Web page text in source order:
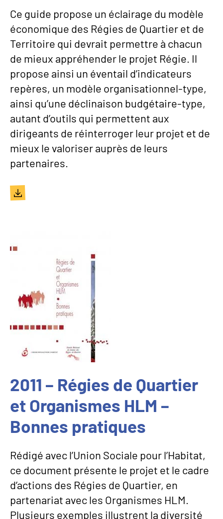
Ce guide propose un éclairage du modèle
économique des Régies de Quartier et de
Territoire qui devrait permettre à chacun
de mieux appréhender le projet Régie. Il
propose ainsi un éventail d’indicateurs
repères, un modèle organisationnel-type,
ainsi qu’une déclinaison budgétaire-type,
autant d’outils qui permettent aux
dirigeants de réinterroger leur projet et de
mieux le valoriser auprès de leurs
partenaires.
Document
2011 – Régies de Quartier
et Organismes HLM –
Bonnes pratiques
Rédigé avec l’Union Sociale pour l’Habitat,
ce document présente le projet et le cadre
d’actions des Régies de Quartier, en
partenariat avec les Organismes HLM.
Plusieurs exemples illustrent la diversité